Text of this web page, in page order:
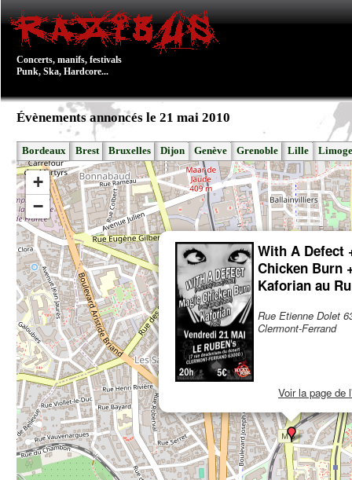
Concerts, manifs, festivals
Punk, Ska, Hardcore...
Évènements annoncés le 21 mai 2010
Bordeaux Brest Bruxelles Dijon Genève Grenoble Lille
With A Defect
Chicken Burn
Kaforian au
Rue Etienne Dolet
Clermont-Ferrand
Voir la page de
+
−